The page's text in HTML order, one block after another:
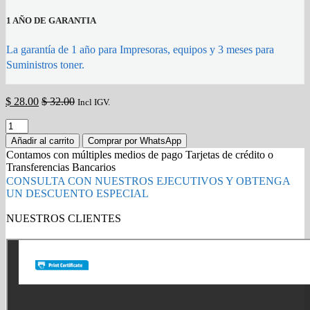
1 AÑO DE GARANTIA
La garantía de 1 año para Impresoras, equipos y 3 meses para
Suministros toner.
$ 28.00 $32.00 Incl IGV.
Caja
de
Mantenimiento
Canon
MC-
G02
original
Añadir al carrito Comprar por WhatsApp
Contamos con múltiples medios de pago Tarjetas de crédito o
Transferencias Bancarios
CONSULTA CON NUESTROS EJECUTIVOS Y OBTENGA
UN DESCUENTO ESPECIAL
NUESTROS CLIENTES